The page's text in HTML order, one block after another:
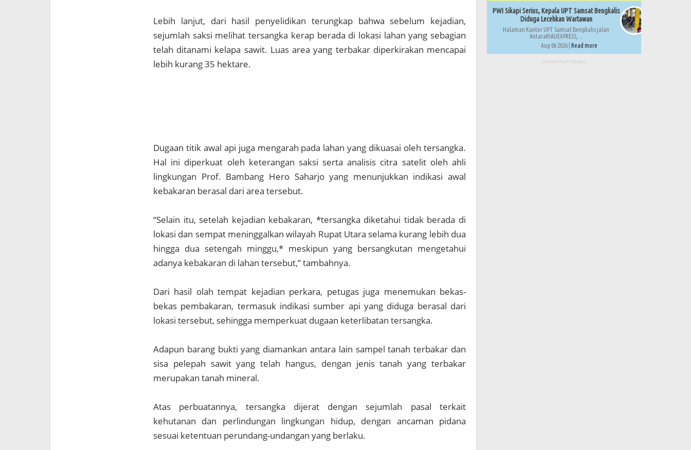
Lebih lanjut, dari hasil penyelidikan terungkap bahwa sebelum kejadian,
sejumlah saksi melihat tersangka kerap berada di lokasi lahan yang sebagian
telah ditanami kelapa sawit. Luas area yang terbakar diperkirakan mencapai
lebih kurang 35 hektare.
Dugaan titik awal api juga mengarah pada lahan yang dikuasai oleh tersangka.
Hal ini diperkuat oleh keterangan saksi serta analisis citra satelit oleh ahli
lingkungan Prof. Bambang Hero Saharjo yang menunjukkan indikasi awal
kebakaran berasal dari area tersebut.
“Selain itu, setelah kejadian kebakaran, *tersangka diketahui tidak berada di
lokasi dan sempat meninggalkan wilayah Rupat Utara selama kurang lebih dua
hingga dua setengah minggu,* meskipun yang bersangkutan mengetahui
adanya kebakaran di lahan tersebut,” tambahnya.
Dari hasil olah tempat kejadian perkara, petugas juga menemukan bekas-
bekas pembakaran, termasuk indikasi sumber api yang diduga berasal dari
lokasi tersebut, sehingga memperkuat dugaan keterlibatan tersangka.
Adapun barang bukti yang diamankan antara lain sampel tanah terbakar dan
sisa pelepah sawit yang telah hangus, dengan jenis tanah yang terbakar
merupakan tanah mineral.
Atas perbuatannya, tersangka dijerat dengan sejumlah pasal terkait
kehutanan dan perlindungan lingkungan hidup, dengan ancaman pidana
sesuai ketentuan perundang-undangan yang berlaku.
PWI Sikapi Serius, Kepala UPT Samsat Bengkalis
Diduga Lecehkan Wartawan
Halaman Kantor UPT Samsat Bengkalis jalan
AntaraRIAUEXPRESS,...
Aug 06 2026 | Read more
Recent Posts Widget